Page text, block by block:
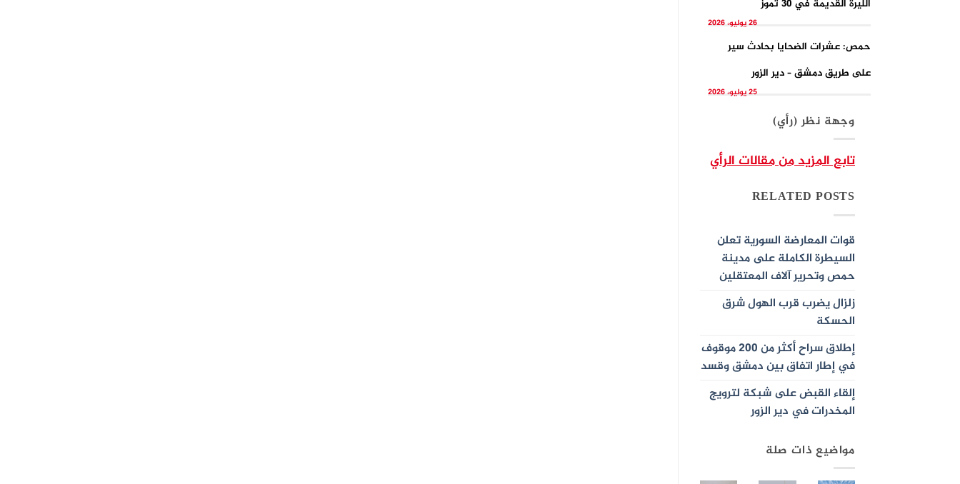
الليرة القديمة في 30 تموز
26 يوليو، 2026
حمص: عشرات الضحايا بحادث سير
على طريق دمشق – دير الزور
25 يوليو، 2026
وجهة نظر (رأي)
تابع المزيد من مقالات الرأي
RELATED POSTS
قوات المعارضة السورية تعلن
السيطرة الكاملة على مدينة
حمص وتحرير آلاف المعتقلين
زلزال يضرب قرب الهول شرق
الحسكة
إطلاق سراح أكثر من 200 موقوف
في إطار اتفاق بين دمشق وقسد
إلقاء القبض على شبكة لترويج
المخدرات في دير الزور
مواضيع ذات صلة